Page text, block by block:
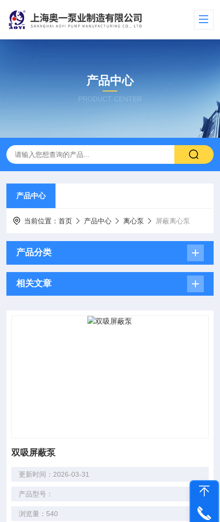
产品中心
PRODUCT CENTER
产品中心
当前位置：首页 产品中心 离心泵 屏蔽离心泵
产品分类
相关文章
双吸屏蔽泵
更新时间：2026-03-31
产品型号：
浏览量：540